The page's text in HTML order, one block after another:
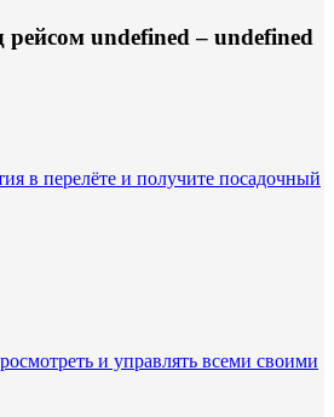
undefined – undefined
в перелёте и получите посадочный
и управлять всеми своими